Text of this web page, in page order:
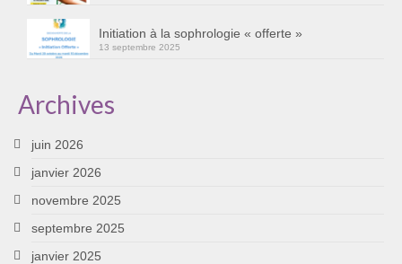
Initiation à la sophrologie « offerte »
13 septembre 2025
Archives
juin 2026
janvier 2026
novembre 2025
septembre 2025
janvier 2025